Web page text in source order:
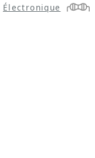
Électronique